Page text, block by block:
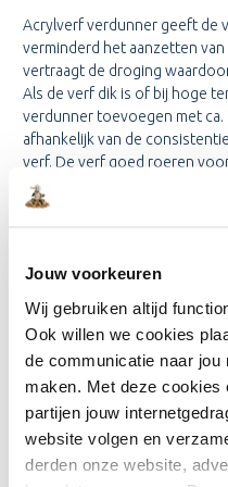
Jouw voorkeuren
Wij gebruiken altijd
Ook willen we cookies
de communicatie naar
maken. Met deze cookies
partijen jouw
website volgen en
derden onze website,
Acrylverf verdunner geeft de
verminderd het aanzetten
vertraagt de droging
Als de verf dik is of bij hoge
verdunner toevoegen met ca.
afhankelijk van de
verf. De verf goed roeren
Reviews
Bijpassende